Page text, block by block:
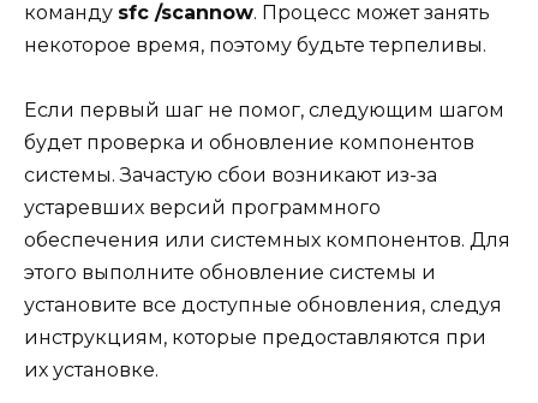
команду sfc /scannow. Процесс может занять
некоторое время, поэтому будьте терпеливы.
Если первый шаг не помог, следующим шагом
будет проверка и обновление компонентов
системы. Зачастую сбои возникают из-за
устаревших версий программного
обеспечения или системных компонентов. Для
этого выполните обновление системы и
установите все доступные обновления, следуя
инструкциям, которые предоставляются при
их установке.